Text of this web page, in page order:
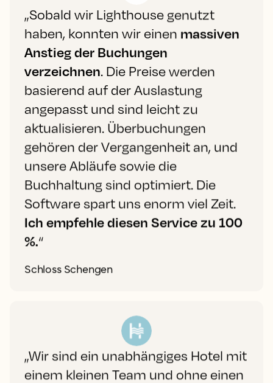
„Sobald wir Lighthouse genutzt
haben, konnten wir einen massiven
Anstieg der Buchungen
verzeichnen. Die Preise werden
basierend auf der Auslastung
angepasst und sind leicht zu
aktualisieren. Überbuchungen
gehören der Vergangenheit an, und
unsere Abläufe sowie die
Buchhaltung sind optimiert. Die
Software spart uns enorm viel Zeit.
Ich empfehle diesen Service zu 100
%.“
Schloss Schengen
„Wir sind ein unabhängiges Hotel mit
einem kleinen Team und ohne einen